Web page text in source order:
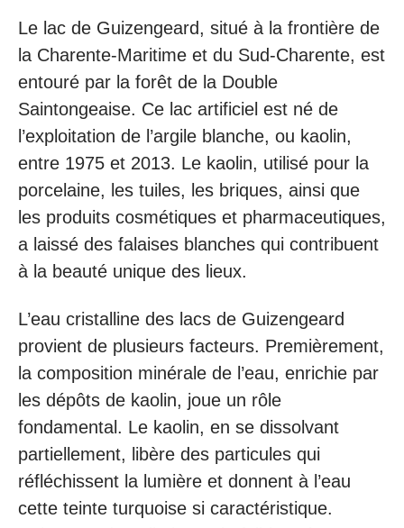
Le lac de Guizengeard, situé à la frontière de
la Charente-Maritime et du Sud-Charente, est
entouré par la forêt de la Double
Saintongeaise. Ce lac artificiel est né de
l’exploitation de l’argile blanche, ou kaolin,
entre 1975 et 2013. Le kaolin, utilisé pour la
porcelaine, les tuiles, les briques, ainsi que
les produits cosmétiques et pharmaceutiques,
a laissé des falaises blanches qui contribuent
à la beauté unique des lieux.
L’eau cristalline des lacs de Guizengeard
provient de plusieurs facteurs. Premièrement,
la composition minérale de l’eau, enrichie par
les dépôts de kaolin, joue un rôle
fondamental. Le kaolin, en se dissolvant
partiellement, libère des particules qui
réfléchissent la lumière et donnent à l’eau
cette teinte turquoise si caractéristique.